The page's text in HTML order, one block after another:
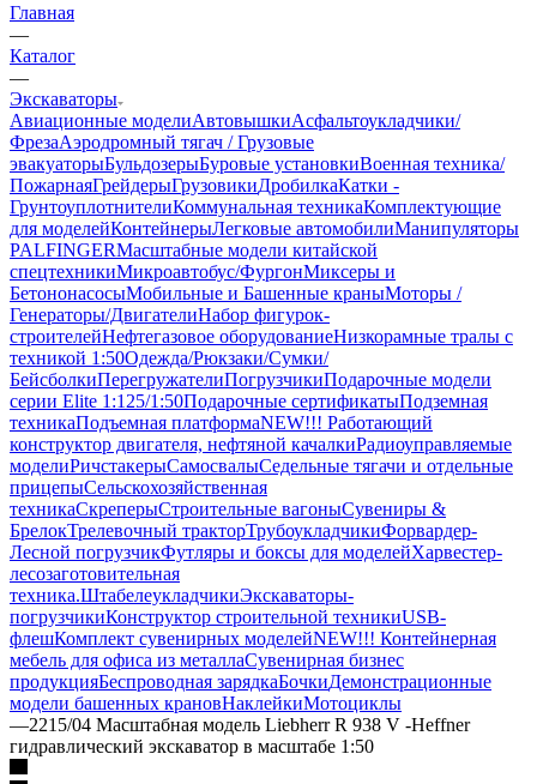
Главная
—
Каталог
—
Экскаваторы
Авиационные моделиАвтовышкиАсфальтоукладчики/
ФрезаАэродромный тягач / Грузовые
эвакуаторыБульдозерыБуровые установкиВоенная техника/
ПожарнаяГрейдерыГрузовикиДробилкаКатки -
ГрунтоуплотнителиКоммунальная техникаКомплектующие
для моделейКонтейнерыЛегковые автомобилиМанипуляторы
PALFINGERМасштабные модели китайской
спецтехникиМикроавтобус/ФургонМиксеры и
БетононасосыМобильные и Башенные краныМоторы /
Генераторы/ДвигателиНабор фигурок-
строителейНефтегазовое оборудованиеНизкорамные тралы с
техникой 1:50Одежда/Рюкзаки/Сумки/
БейсболкиПерегружателиПогрузчикиПодарочные модели
серии Elite 1:125/1:50Подарочные сертификатыПодземная
техникаПодъемная платформаNEW!!! Работающий
конструктор двигателя, нефтяной качалкиРадиоуправляемые
моделиРичстакерыСамосвалыСедельные тягачи и отдельные
прицепыСельскохозяйственная
техникаСкреперыСтроительные вагоныСувениры &
БрелокТрелевочный тракторТрубоукладчикиФорвардер-
Лесной погрузчикФутляры и боксы для моделейХарвестер-
лесозаготовительная
техника.ШтабелеукладчикиЭкскаваторы-
погрузчикиКонструктор строительной техникиUSB-
флешКомплект сувенирных моделейNEW!!! Контейнерная
мебель для офиса из металлаСувенирная бизнес
продукцияБеспроводная зарядкаБочкиДемонстрационные
модели башенных крановНаклейкиМотоциклы
—2215/04 Масштабная модель Liebherr R 938 V -Heffner
гидравлический экскаватор в масштабе 1:50